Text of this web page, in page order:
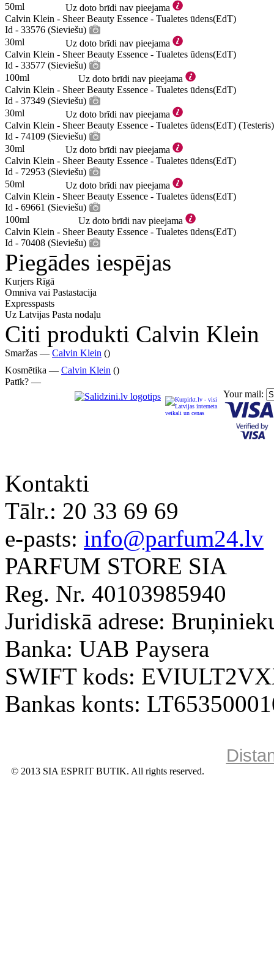
50ml
Uz doto brīdi nav pieejama
Calvin Klein - Sheer Beauty Essence - Tualetes ūdens(EdT)
Id - 33576 (Sieviešu)
30ml
Uz doto brīdi nav pieejama
Calvin Klein - Sheer Beauty Essence - Tualetes ūdens(EdT)
Id - 33577 (Sieviešu)
100ml
Uz doto brīdi nav pieejama
Calvin Klein - Sheer Beauty Essence - Tualetes ūdens(EdT)
Id - 37349 (Sieviešu)
30ml
Uz doto brīdi nav pieejama
Calvin Klein - Sheer Beauty Essence - Tualetes ūdens(EdT) (Testeris)
Id - 74109 (Sieviešu)
30ml
Uz doto brīdi nav pieejama
Calvin Klein - Sheer Beauty Essence - Tualetes ūdens(EdT)
Id - 72953 (Sieviešu)
50ml
Uz doto brīdi nav pieejama
Calvin Klein - Sheer Beauty Essence - Tualetes ūdens(EdT)
Id - 69661 (Sieviešu)
100ml
Uz doto brīdi nav pieejama
Calvin Klein - Sheer Beauty Essence - Tualetes ūdens(EdT)
Id - 70408 (Sieviešu)
Piegādes iespējas
Kurjers Rīgā
Omniva vai Pastastacija
Expresspasts
Uz Latvijas Pasta nodaļu
Citi produkti Calvin Klein
Smaržas — Calvin Klein ()
Kosmētika — Calvin Klein ()
Patīk? —
Your mail:
Kontakti
Tālr.: 20 33 69 69
e-pasts: info@parfum24.lv
PARFUM STORE SIA
Reg. Nr. 40103985940
Juridiskā adrese:
Banka: UAB Paysera
SWIFT kods:
Bankas konts:
© 2013 SIA ESPRIT BUTIK. All rights reserved.